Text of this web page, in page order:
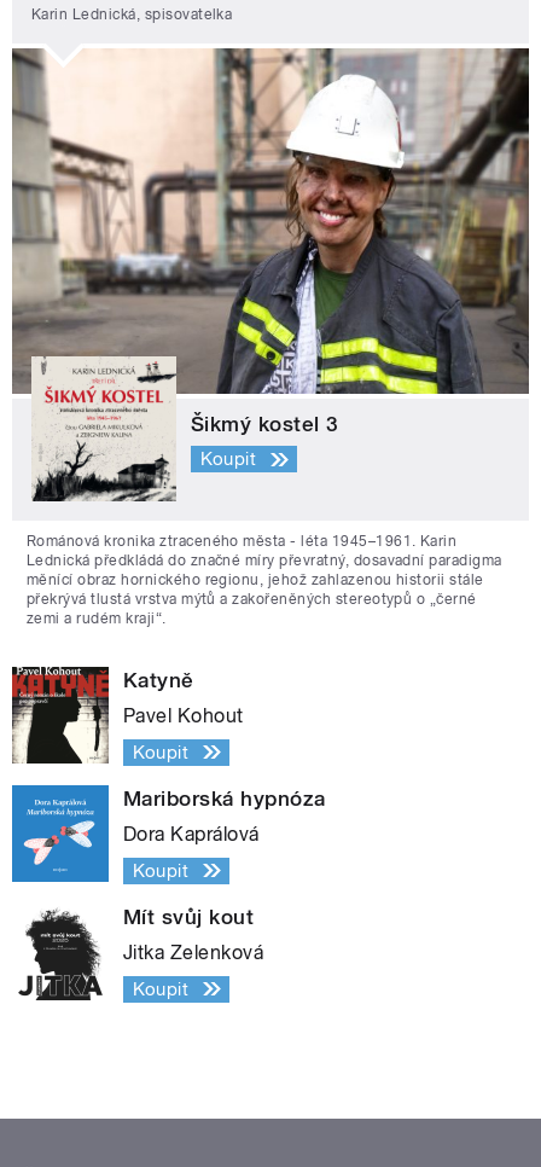
Karin Lednická, spisovatelka
Šikmý kostel 3
Koupit
Románová kronika ztraceného města - léta 1945–1961. Karin
Lednická předkládá do značné míry převratný, dosavadní paradigma
měnící obraz hornického regionu, jehož zahlazenou historii stále
překrývá tlustá vrstva mýtů a zakořeněných stereotypů o „černé
zemi a rudém kraji“.
Katyně
Pavel Kohout
Koupit
Mariborská hypnóza
Dora Kaprálová
Koupit
Mít svůj kout
Jitka Zelenková
Koupit